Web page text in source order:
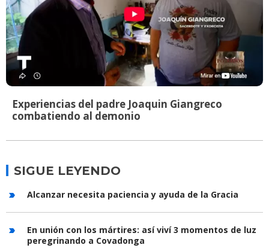
Experiencias del padre Joaquin Giangreco
combatiendo al demonio
SIGUE LEYENDO
Alcanzar necesita paciencia y ayuda de la Gracia
En unión con los mártires: así viví 3 momentos de luz
peregrinando a Covadonga